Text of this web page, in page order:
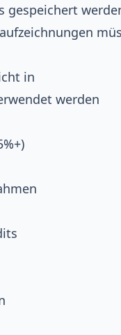
gespeichert
in
werden